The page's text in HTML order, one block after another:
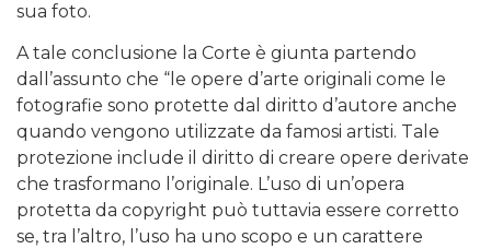
sua foto.
A tale conclusione la Corte è giunta partendo
dall’assunto che “le opere d’arte originali come le
fotografie sono protette dal diritto d’autore anche
quando vengono utilizzate da famosi artisti. Tale
protezione include il diritto di creare opere derivate
che trasformano l’originale. L’uso di un’opera
protetta da copyright può tuttavia essere corretto
se, tra l’altro, l’uso ha uno scopo e un carattere